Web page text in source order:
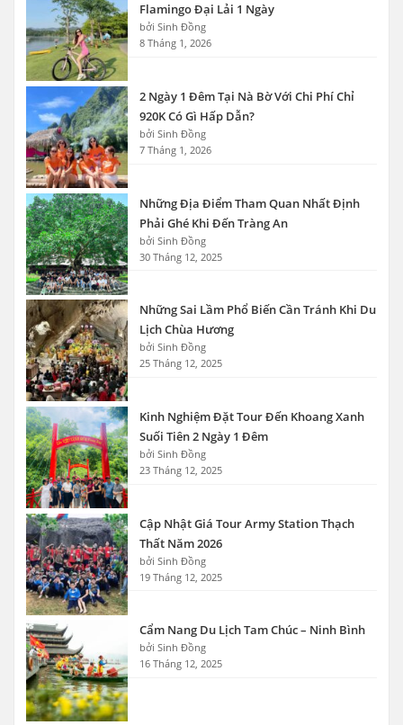
Flamingo Đại Lải 1 Ngày
bởi Sinh Đồng
8 Tháng 1, 2026
2 Ngày 1 Đêm Tại Nà Bờ Với Chi Phí Chỉ
920K Có Gì Hấp Dẫn?
bởi Sinh Đồng
7 Tháng 1, 2026
Những Địa Điểm Tham Quan Nhất Định
Phải Ghé Khi Đến Tràng An
bởi Sinh Đồng
30 Tháng 12, 2025
Những Sai Lầm Phổ Biến Cần Tránh Khi Du
Lịch Chùa Hương
bởi Sinh Đồng
25 Tháng 12, 2025
Kinh Nghiệm Đặt Tour Đến Khoang Xanh
Suối Tiên 2 Ngày 1 Đêm
bởi Sinh Đồng
23 Tháng 12, 2025
Cập Nhật Giá Tour Army Station Thạch
Thất Năm 2026
bởi Sinh Đồng
19 Tháng 12, 2025
Cẩm Nang Du Lịch Tam Chúc – Ninh Bình
bởi Sinh Đồng
16 Tháng 12, 2025